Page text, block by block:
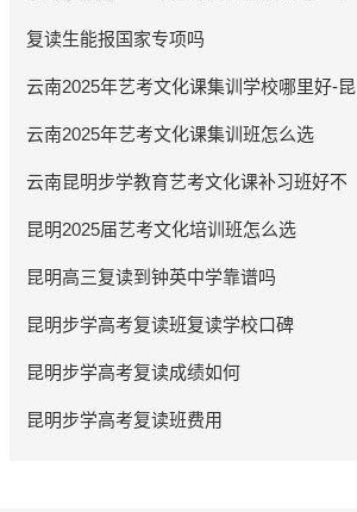
率高吗
复读生能报国家专项吗
云南2025年艺考文化课集训学校哪里好-昆
明步学教育
云南2025年艺考文化课集训班怎么选
云南昆明步学教育艺考文化课补习班好不
好
昆明2025届艺考文化培训班怎么选
昆明高三复读到钟英中学靠谱吗
昆明步学高考复读班复读学校口碑
昆明步学高考复读成绩如何
昆明步学高考复读班费用